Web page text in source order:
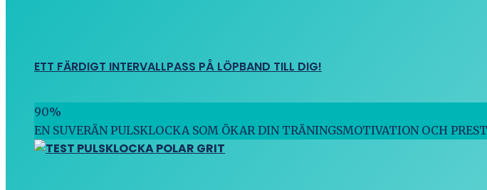
ETT FÄRDIGT INTERVALLPASS PÅ LÖPBAND TILL DIG!
90%
EN SUVERÄN PULSKLOCKA SOM ÖKAR DIN TRÄNINGSMOTIVATION OCH